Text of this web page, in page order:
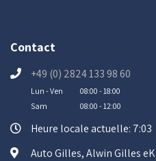
Contact
+49 (0) 2824 133 98 60
Lun - Ven
08:00 - 18:00
Sam
08:00 - 12:00
Heure locale actuelle: 7:03
Auto Gilles, Alwin Gilles eK